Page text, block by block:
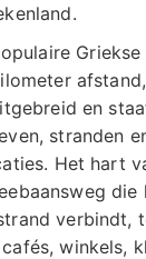
Griekse
en
stranden
Het hart
die
verbindt,
winkels,